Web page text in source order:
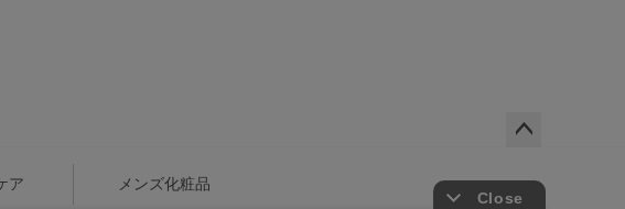
ジト
ア メンズ化粧品